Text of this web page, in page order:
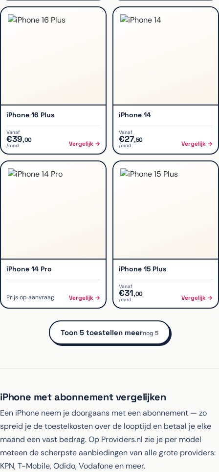
iPhone 16 Plus
Vanaf
€39,00
/mnd Vergelijk →
iPhone 14
Vanaf
€27,50
/mnd Vergelijk →
iPhone 14 Pro
Prijs op aanvraag Vergelijk →
iPhone 15 Plus
Vanaf
€31,00
/mnd Vergelijk →
Toon 5 toestellen meernog 5
iPhone met abonnement vergelijken
Een iPhone neem je doorgaans met een abonnement — zo
spreid je de toestelkosten over de looptijd en betaal je elke
maand een vast bedrag. Op Providers.nl zie je per model
meteen de scherpste aanbiedingen van alle grote providers:
KPN, T-Mobile, Odido, Vodafone en meer.